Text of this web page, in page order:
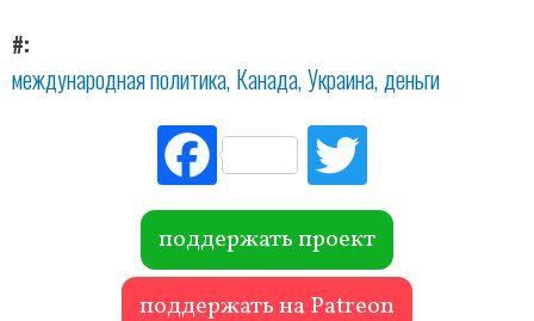
#
международная политика Канада Украина деньги
Fac
ebo
ok r
поддержать проект
поддержать на Patreon